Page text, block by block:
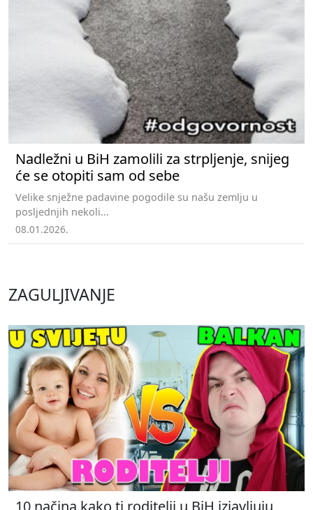
Nadležni u BiH zamolili za strpljenje, snijeg
će se otopiti sam od sebe
Velike snježne padavine pogodile su našu zemlju u
posljednjih nekoli...
08.01.2026.
ZAGULJIVANJE